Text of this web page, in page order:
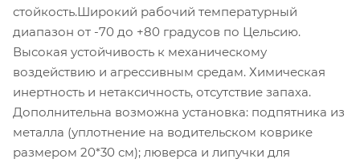
стойкость.Широкий рабочий температурный
диапазон от -70 до +80 градусов по Цельсию.
Высокая устойчивость к механическому
воздействию и агрессивным средам. Химическая
инертность и нетаксичность, отсутствие запаха.
Дополнительна возможна установка: подпятника из
металла (уплотнение на водительском коврике
размером 20*30 см); люверса и липучки для